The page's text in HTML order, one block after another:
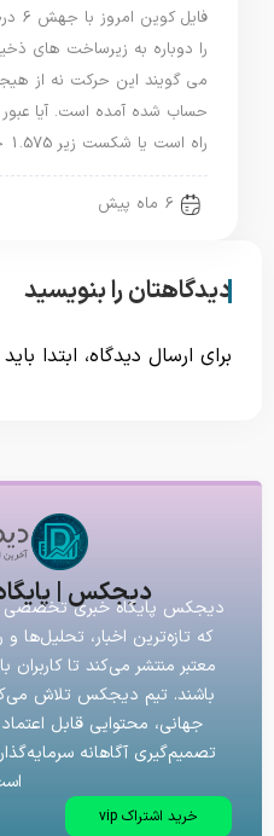
را دوباره به زیرساخت های
می گویند این حرکت نه از
راه است یا شکست زیر 1.575 چراغ قرمز را روشن می کند؟
6 ماه پیش
دیدگاهتان را بنویسید
برای ارسال دیدگاه، ابتدا باید
دیجکس |
دیجکس پایگاه خبری تخصصی
که تازه‌ترین اخبار، تحلیل‌ها و
معتبر منتشر می‌کند تا کاربران
باشند. تیم دیجکس تلاش
جهانی، محتوایی قابل
تصمیم‌گیری آگاهانه
خرید اشتراک vip